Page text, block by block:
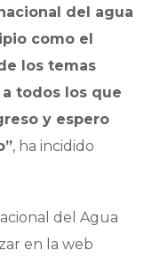
del agua
como el
los temas
todos los que
y espero
, ha incidido
del Agua
en la web